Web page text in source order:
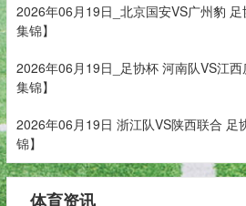
2026年06月19日_北京国安VS广州豹
集锦】
2026年06月19日_足协杯 河南队VS江
集锦】
2026年06月19日 浙江队VS陕西联合 足
锦】
体育资讯